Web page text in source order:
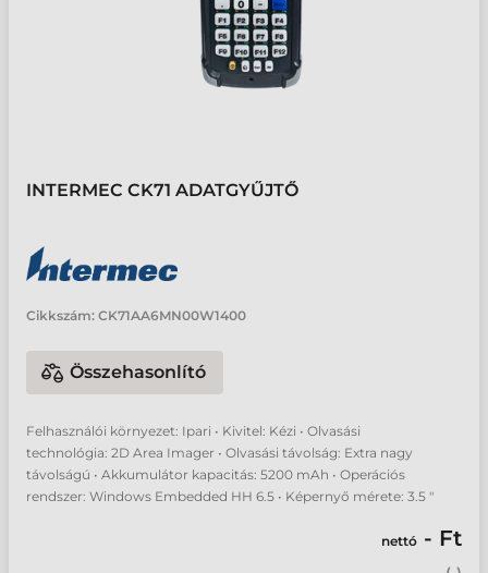
INTERMEC CK71 ADATGYŰJTŐ
Cikkszám: CK71AA6MN00W1400
Összehasonlító
Felhasználói környezet: Ipari • Kivitel: Kézi • Olvasási
technológia: 2D Area Imager • Olvasási távolság: Extra nagy
távolságú • Akkumulátor kapacitás: 5200 mAh • Operációs
rendszer: Windows Embedded HH 6.5 • Képernyő mérete: 3.5 "
nettó - Ft